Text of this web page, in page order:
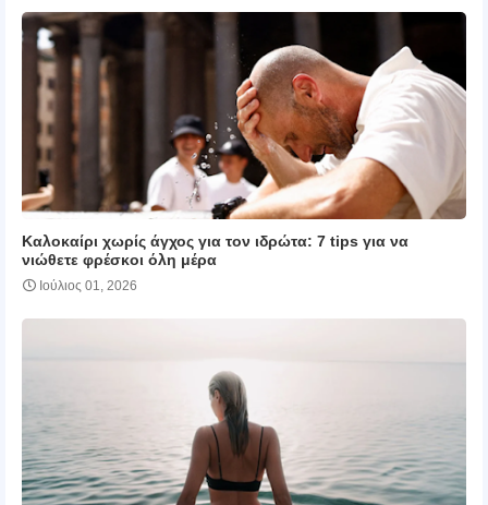
Καλοκαίρι χωρίς άγχος για τον ιδρώτα: 7 tips για να
νιώθετε φρέσκοι όλη μέρα
Ιούλιος 01, 2026